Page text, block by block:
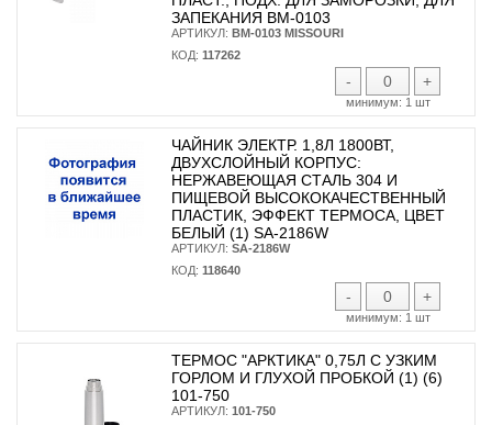
ЗАПЕКАНИЯ BM-0103
АРТИКУЛ: BM-0103 MISSOURI
КОД: 117262
- +
минимум: 1 шт
ЧАЙНИК ЭЛЕКТР. 1,8Л 1800ВТ,
ДВУХСЛОЙНЫЙ КОРПУС:
НЕРЖАВЕЮЩАЯ СТАЛЬ 304 И
ПИЩЕВОЙ ВЫСОКОКАЧЕСТВЕННЫЙ
ПЛАСТИК, ЭФФЕКТ ТЕРМОСА, ЦВЕТ
БЕЛЫЙ (1) SA-2186W
АРТИКУЛ: SA-2186W
КОД: 118640
- +
минимум: 1 шт
ТЕРМОС "АРКТИКА" 0,75Л С УЗКИМ
ГОРЛОМ И ГЛУХОЙ ПРОБКОЙ (1) (6)
101-750
АРТИКУЛ: 101-750